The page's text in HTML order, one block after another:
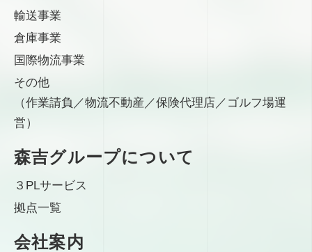
輸送事業
倉庫事業
国際物流事業
その他
（作業請負／物流不動産／保険代理店／ゴルフ場運
営）
森吉グループについて
３PLサービス
拠点一覧
会社案内